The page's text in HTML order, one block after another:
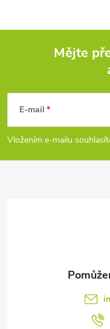
p
a
Mějte
E-mail
Vložením e-mailu